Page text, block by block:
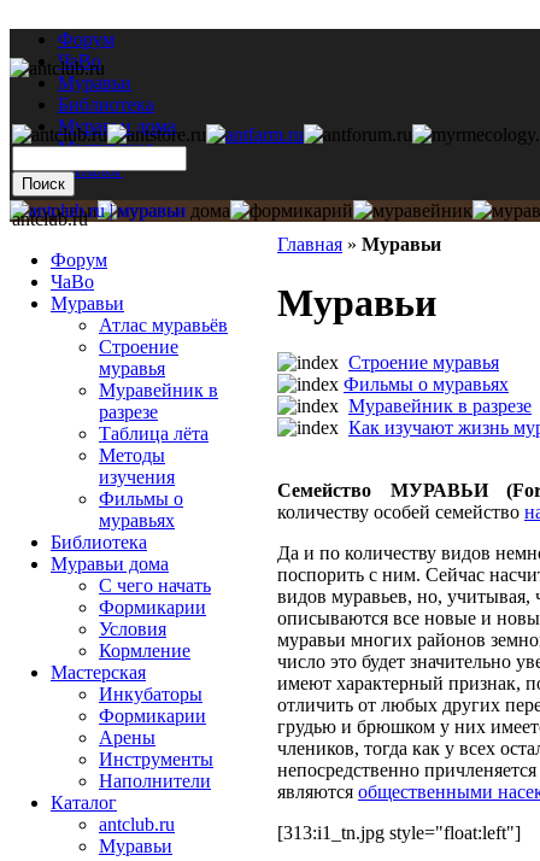
Форум
ЧаВо
Муравьи
Библиотека
Муравьи дома
Мастерская
Каталог
Главная » Муравьи
Муравьи
Строение муравья
Фильмы о муравьях
Муравейник в разрезе
Как изучают жизнь
Семейство МУРАВЬИ
количеству особей семейство
Да и по количеству видов
поспорить с ним. Сейчас
видов муравьев, но, учитывая,
описываются все новые и
муравьи многих районов
число это будет значительно
имеют характерный признак,
отличить от любых других
грудью и брюшком у них
члеников, тогда как у всех
непосредственно
являются общественными
[313:i1_tn.jpg style="float:left"]
antclub.ru
Форум
ЧаВо
Муравьи
Атлас муравьёв
Строение
муравья
Муравейник в
разрезе
Таблица лёта
Методы
изучения
Фильмы о
муравьях
Библиотека
Муравьи дома
С чего начать
Формикарии
Условия
Кормление
Мастерская
Инкубаторы
Формикарии
Арены
Инструменты
Наполнители
Каталог
antclub.ru
Муравьи